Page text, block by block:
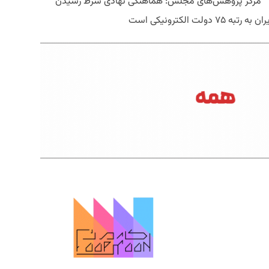
به رتبه ۷۵ دولت الکترونیکی است